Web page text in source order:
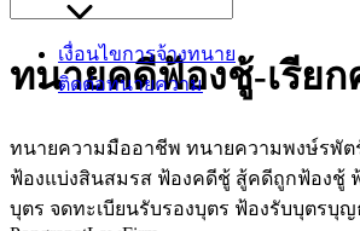
เงื่อนไขการจ้างทนาย
ติดต่อทนายความ
for:
ทนายคดีฟ้องชู้-เรีย
ทนายความมืออาชีพ ทนายความพงษ์รพัต
ฟ้องแบ่งสินสมรส ฟ้องคดีชู้ สู้คดีถูกฟ้องชู้
บุตร จดทะเบียนรับรองบุตร ฟ้องรับบุตรบุ